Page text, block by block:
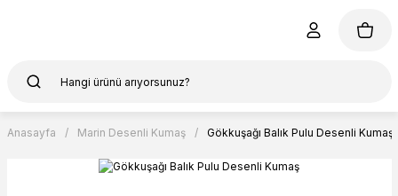
Anasayfa Marin Desenli Kumaş Gökkuşağı Balık Pulu Desenli Kumaş